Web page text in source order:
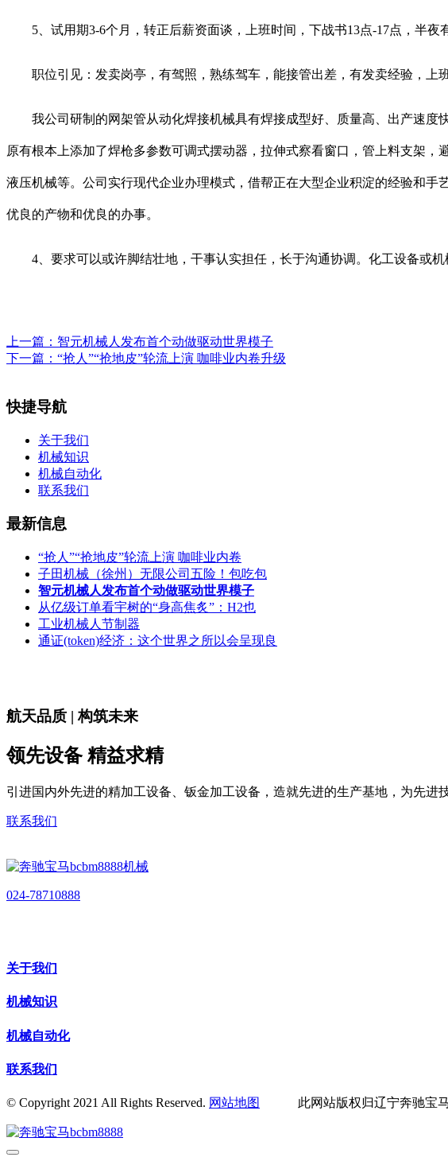
5、试用期3-6个月，转正后薪资面谈，上班时间，下战书13点-17点，半夜
职位引见：发卖岗亭，有驾照，熟练驾车，能接管出差，有发卖经验，上
我公司研制的网架管从动化焊接机械具有焊接成型好、质量高、出产速度
原有根本上添加了焊枪多参数可调式摆动器，拉伸式察看窗口，管上料支架
液压机械等。公司实行现代企业办理模式，借帮正在大型企业积淀的经验和
优良的产物和优良的办事。
4、要求可以或许脚结壮地，干事认实担任，长于沟通协调。化工设备或机
上一篇： 智元机械人发布首个动做驱动世界模子
下一篇： “抢人”“抢地皮”轮流上演 咖啡业内卷升级
快捷导航
关于我们
机械知识
机械自动化
联系我们
最新信息
“抢人”“抢地皮”轮流上演 咖啡业内卷
子田机械（徐州）无限公司五险！包吃包
智元机械人发布首个动做驱动世界模子
从亿级订单看宇树的“身高焦炙”：H2也
工业机械人节制器
通证(token)经济：这个世界之所以会呈现良
航天品质 | 构筑未来
领先设备 精益求精
引进国内外先进的精加工设备、钣金加工设备，造就先进的生产基地，为先进
联系我们
024-78710888
关于我们
机械知识
机械自动化
联系我们
© Copyright 2021 All Rights Reserved. 网站地图 此网站版权归辽宁奔驰宝马